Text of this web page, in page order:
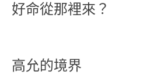
好命從那裡來？
高允的境界